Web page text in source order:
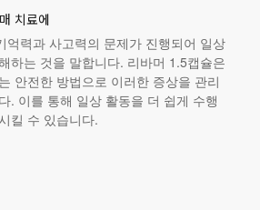
치료에
억력과 사고력의 문제가 진행되어 일상
하는 것을 말합니다. 리바머 1.5캡슐은
안전한 방법으로 이러한 증상을 관리
. 이를 통해 일상 활동을 더 쉽게 수행
킬 수 있습니다.